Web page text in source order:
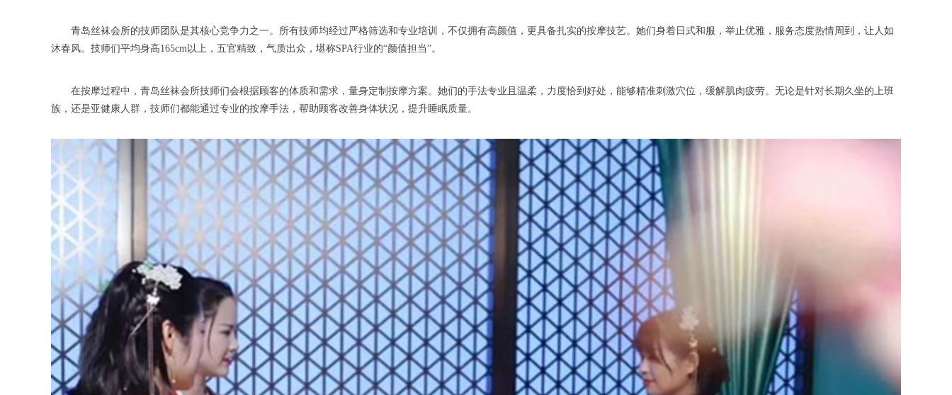
青岛丝袜会所的技师团队是其核心竞争力之一。所有技师均经过严格筛选和专业培训，不仅拥有高颜值，更具备扎实的按摩技艺。她们身着日式和服，举止优雅，服务态度热情周到，让人如
沐春风。技师们平均身高165cm以上，五官精致，气质出众，堪称SPA行业的“颜值担当”。
在按摩过程中，青岛丝袜会所技师们会根据顾客的体质和需求，量身定制按摩方案。她们的手法专业且温柔，力度恰到好处，能够精准刺激穴位，缓解肌肉疲劳。无论是针对长期久坐的上班
族，还是亚健康人群，技师们都能通过专业的按摩手法，帮助顾客改善身体状况，提升睡眠质量。